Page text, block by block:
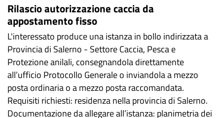
Rilascio autorizzazione caccia da
appostamento fisso
L'interessato produce una istanza in bollo indirizzata a
Provincia di Salerno - Settore Caccia, Pesca e
Protezione anilali, consegnandola direttamente
all’ufficio Protocollo Generale o inviandola a mezzo
posta ordinaria o a mezzo posta raccomandata.
Requisiti richiesti: residenza nella provincia di Salerno.
Documentazione da allegare all’istanza: planimetria dei